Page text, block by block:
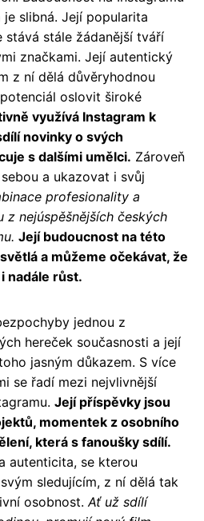
slibná. Její popularita
stává stále žádanější tváří
značkami. Její autentický
z ní dělá důvěryhodnou
oslovit široké
využívá Instagram k
novinky o svých
s dalšími umělci. Zároveň
a ukazovat i svůj
profesionality a
z nejúspěšnějších českých
Její budoucnost na této
a můžeme očekávat, že
nadále růst.
jednou z
hereček současnosti a její
jasným důkazem. S více
se řadí mezi nejvlivnější
Její příspěvky jsou
momentek z osobního
která s fanoušky sdílí.
autenticita, se kterou
sledujícím, z ní dělá tak
osobnost. Ať už sdílí